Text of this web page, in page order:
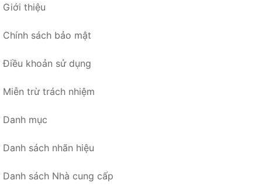
Giới thiệu
Chính sách bảo mật
Điều khoản sử dụng
Miễn trừ trách nhiệm
Danh mục
Danh sách nhãn hiệu
Danh sách Nhà cung cấp